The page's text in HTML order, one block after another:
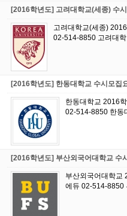
[2016학년도] 고려대학교(세종) 수
고려대학교(세종)
02-514-8850 고려대
[2016학년도] 한동대학교 수시모집
한동대학교 2016
02-514-8850 한동
[2016학년도] 부산외국어대학교 수
부산외국어대학교
에듀 02-514-8850